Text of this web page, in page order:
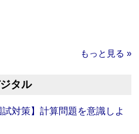
もっと見る »
タル
試対策】計算問題を意識しよ